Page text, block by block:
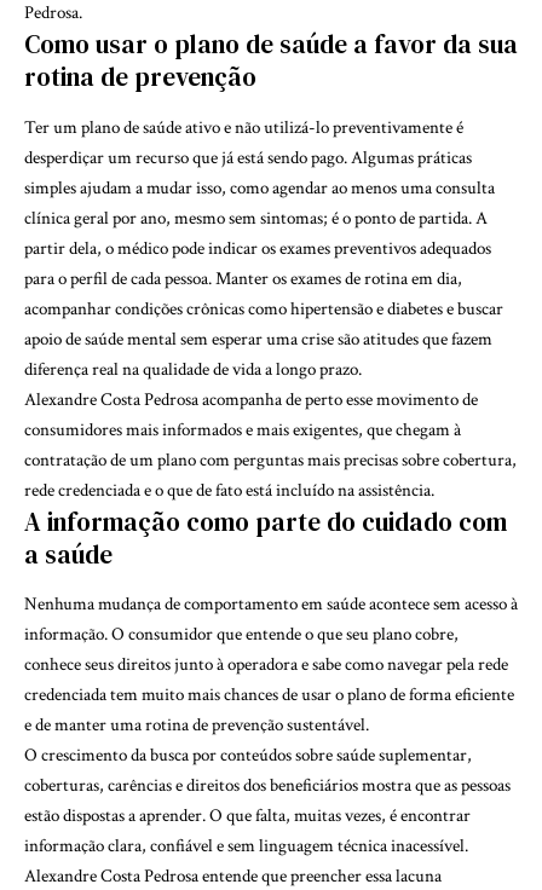
Pedrosa.
Como usar o plano de saúde a favor da sua
rotina de prevenção
Ter um plano de saúde ativo e não utilizá-lo preventivamente é
desperdiçar um recurso que já está sendo pago. Algumas práticas
simples ajudam a mudar isso, como agendar ao menos uma consulta
clínica geral por ano, mesmo sem sintomas; é o ponto de partida. A
partir dela, o médico pode indicar os exames preventivos adequados
para o perfil de cada pessoa. Manter os exames de rotina em dia,
acompanhar condições crônicas como hipertensão e diabetes e buscar
apoio de saúde mental sem esperar uma crise são atitudes que fazem
diferença real na qualidade de vida a longo prazo.
Alexandre Costa Pedrosa acompanha de perto esse movimento de
consumidores mais informados e mais exigentes, que chegam à
contratação de um plano com perguntas mais precisas sobre cobertura,
rede credenciada e o que de fato está incluído na assistência.
A informação como parte do cuidado com
a saúde
Nenhuma mudança de comportamento em saúde acontece sem acesso à
informação. O consumidor que entende o que seu plano cobre,
conhece seus direitos junto à operadora e sabe como navegar pela rede
credenciada tem muito mais chances de usar o plano de forma eficiente
e de manter uma rotina de prevenção sustentável.
O crescimento da busca por conteúdos sobre saúde suplementar,
coberturas, carências e direitos dos beneficiários mostra que as pessoas
estão dispostas a aprender. O que falta, muitas vezes, é encontrar
informação clara, confiável e sem linguagem técnica inacessível.
Alexandre Costa Pedrosa entende que preencher essa lacuna